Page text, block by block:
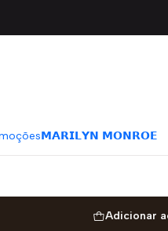
𝗠𝗔𝗥𝗜𝗟𝗬𝗡 𝗠𝗢𝗡𝗥𝗢𝗘
Já conhece os
Adicionar